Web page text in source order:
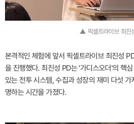
▲ 픽셀트라이브 최진
본격적인 체험에 앞서 픽셀트라이브 최진성
을 진행했다. 최진성 PD는 '가디스오더'의 핵
있는 전투 시스템, 수집과 성장의 재미 다섯
명하는 시간을 가졌다.